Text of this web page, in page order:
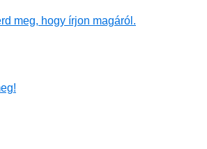
meg, hogy írjon magáról.